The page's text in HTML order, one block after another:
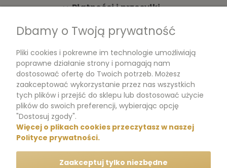
Płatności i przesyłki
Moje konto
Dokumenty
m.me/perfumikpl
+48 570 704 000
+48 570 704 444
Dbamy o Twoją prywatność
Pliki cookies i pokrewne im technologie umożliwiają
poprawne działanie strony i pomagają nam
dostosować ofertę do Twoich potrzeb. Możesz
zaakceptować wykorzystanie przez nas wszystkich
tych plików i przejść do sklepu lub dostosować użycie
plików do swoich preferencji, wybierając opcję
"Dostosuj zgody".
Więcej o plikach cookies przeczytasz w naszej
Polityce prywatności.
Zaakceptuj tylko niezbędne